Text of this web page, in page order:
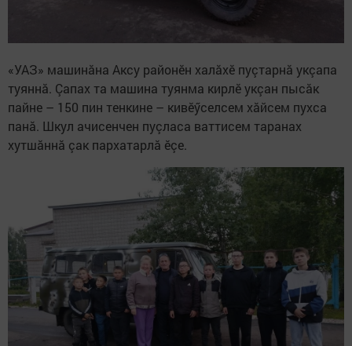
«УАЗ» машинăна Аксу районӗн халăхӗ пуçтарнă укçапа
туяннă. Çапах та машина туянма кирлӗ укçан пысăк
пайне – 150 пин тенкине – кивӗӳселсем хăйсем пухса
панă. Шкул ачисенчен пуçласа ваттисем таранах
хутшăннă çак пархатарлă ӗçе.